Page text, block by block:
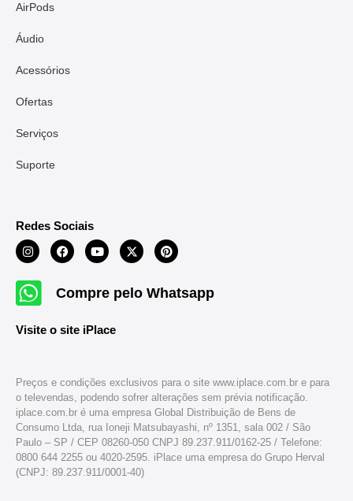
AirPods
Áudio
Acessórios
Ofertas
Serviços
Suporte
Redes Sociais
Compre pelo Whatsapp
Visite o site iPlace
Preços e condições exclusivos para o site www.iplace.com.br e para
o televendas, podendo sofrer alterações sem prévia notificação.
iplace.com.br é uma empresa Global Distribuição de Bens de
Consumo Ltda, rua Ioneji Matsubayashi, nº 1351, sala 002 / São
Paulo – SP / CEP 08260-050 CNPJ 89.237.911/0162-25 / Telefone:
0800 644 2255 ou 4020-2595. iPlace uma empresa do Grupo Herval
(CNPJ: 89.237.911/0001-40)